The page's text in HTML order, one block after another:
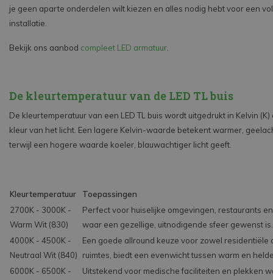
je geen aparte onderdelen wilt kiezen en alles nodig hebt voor een
installatie.
Bekijk ons aanbod compleet LED armatuur.
De kleurtemperatuur van de LED TL buis
De kleurtemperatuur van een LED TL buis wordt uitgedrukt in Kelvin
kleur van het licht. Een lagere Kelvin-waarde betekent warmer,
terwijl een hogere waarde koeler, blauwachtiger licht geeft.
Kleurtemperatuur
Toepassingen
2700K - 3000K -
Warm Wit (830)
Perfect voor huiselijke omgevingen, restaurants
waar een gezellige, uitnodigende sfeer gewenst is.
4000K - 4500K -
Neutraal Wit (840)
Een goede allround keuze voor zowel residentiële
ruimtes, biedt een evenwicht tussen warm en
6000K - 6500K -
Uitstekend voor medische faciliteiten en plekken